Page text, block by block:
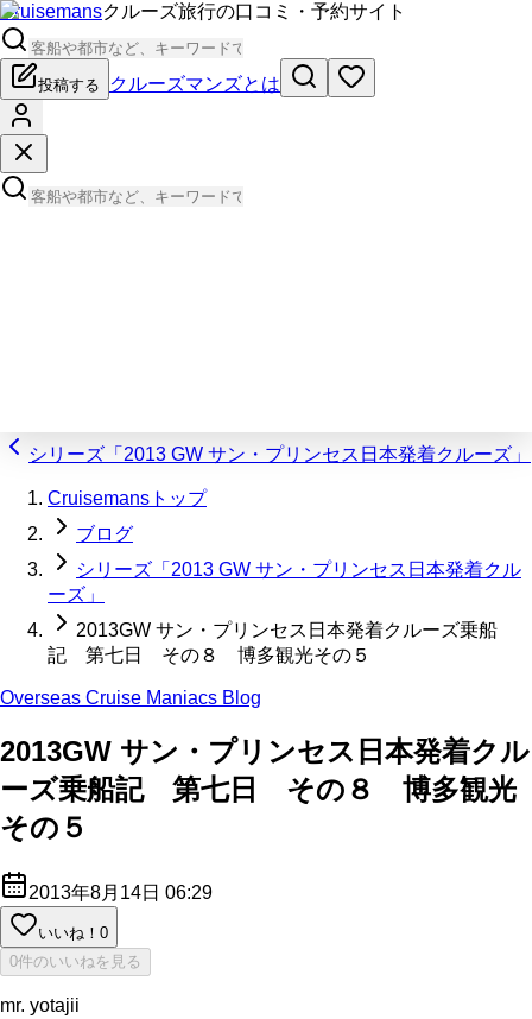
Cruisemansクルーズ旅行の口コミ・予約サイト
投稿する クルーズマンズとは
シリーズ「2013 GW サン・プリンセス日本発着クルーズ」
Cruisemansトップ
ブログ
シリーズ「2013 GW サン・プリンセス日本発着クル
ーズ」
2013GW サン・プリンセス日本発着クルーズ乗船
記 第七日 その８ 博多観光その５
Overseas Cruise Maniacs Blog
2013GW サン・プリンセス日本発着クル
ーズ乗船記 第七日 その８ 博多観光
その５
2013年8月14日 06:29
いいね！ 0
0件のいいねを見る
mr. yotajii